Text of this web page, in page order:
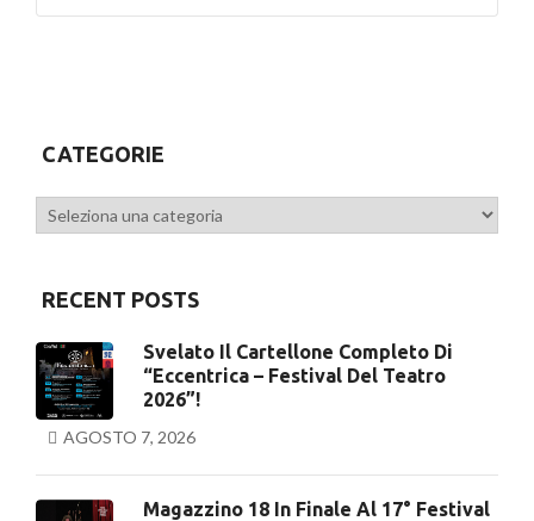
CATEGORIE
Categorie
RECENT POSTS
Svelato Il Cartellone Completo Di
“Eccentrica – Festival Del Teatro
2026”!
AGOSTO 7, 2026
Magazzino 18 In Finale Al 17° Festival